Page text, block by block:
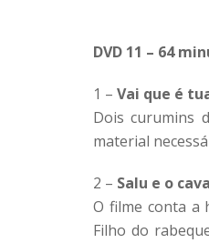
DVD 11 – 64
1 – Vai que é
Dois curumins
material
2 – Salu e o
O filme conta a
Filho do